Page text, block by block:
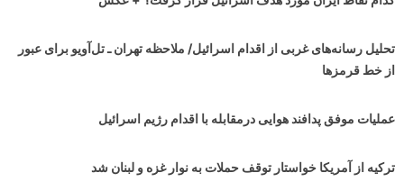
تحلیل رسانه‌های غربی از اقدام اسرائیل/ ملاحظه تهران ـ تل‌آویو برای عبور
از خط قرمزها
عملیات موفق پدافند هوایی درمقابله با اقدام رژیم اسرائیل
ترکیه از آمریکا خواستار توقف حملات به نوار غزه و لبنان شد